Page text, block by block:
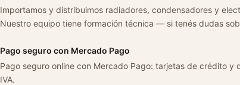
Importamos y distribuimos radiadores, condensadores y
Nuestro equipo tiene formación técnica — si tenés dudas
Pago seguro con Mercado Pago
Pago seguro online con Mercado Pago: tarjetas de crédito y
IVA.